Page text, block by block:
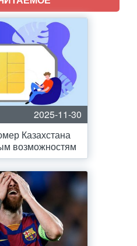
2025-11-30
Казахстана
возможностям